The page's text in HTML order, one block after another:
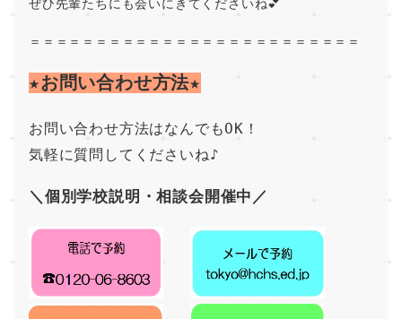
ぜひ先輩たちにも会いにきてくださいね💕
＝＝＝＝＝＝＝＝＝＝＝＝＝＝＝＝＝＝＝＝＝＝＝＝＝
★お問い合わせ方法★
お問い合わせ方法はなんでもOK！
気軽に質問してくださいね♪
＼個別学校説明・相談会開催中／